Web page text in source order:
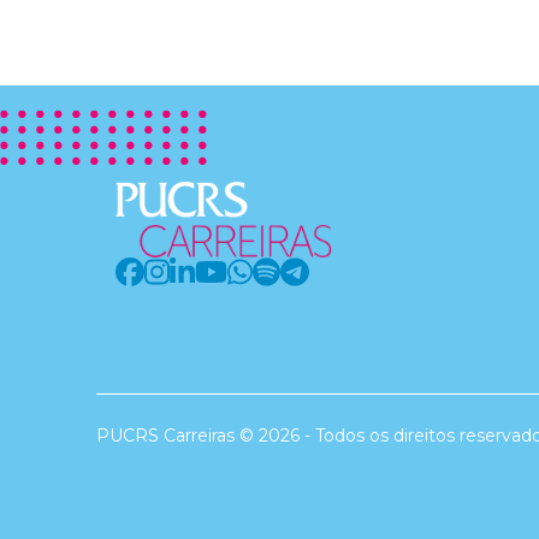
PUCRS Carreiras © 2026 - Todos os direitos